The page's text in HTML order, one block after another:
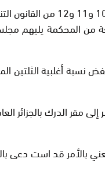
ونقلت الصحيفة عن منى كرايم، أستاذة القانون العام بكلية العلوم
أولا المرشحين الأربعة من
أغلبية الثلتين
مقر الدرك بالجزائر
بالأمر قد است دعى